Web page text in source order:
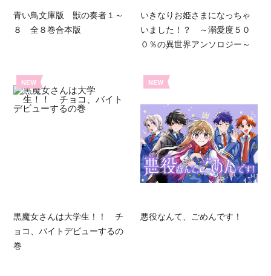
青い鳥文庫版 獣の奏者１～
８ 全８巻合本版
いきなりお姫さまになっちゃ
いました！？ ～溺愛度５０
０％の異世界アンソロジー～
NEW
黒魔女さんは大学生！！ チ
ョコ、バイトデビューするの
巻
NEW
悪役なんて、ごめんです！